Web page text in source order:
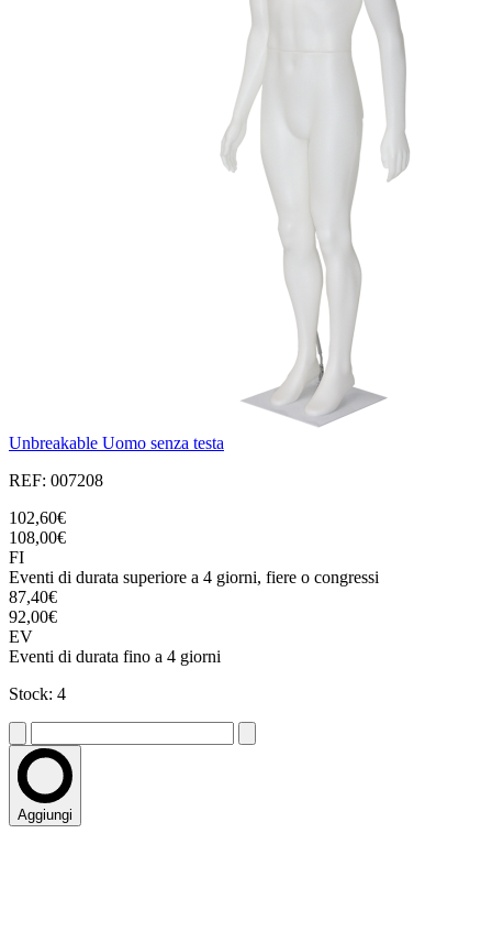
Unbreakable Uomo senza testa
REF: 007208
102,60€
108,00€
FI
Eventi di durata superiore a 4 giorni, fiere o congressi
87,40€
92,00€
EV
Eventi di durata fino a 4 giorni
Stock: 4
Aggiungi